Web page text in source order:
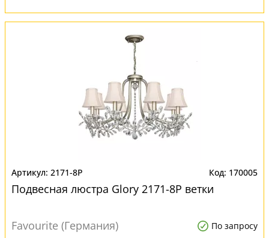
2171-8P 170005
Подвесная люстра Glory 2171-8P ветки
Favourite (Германия) По запросу